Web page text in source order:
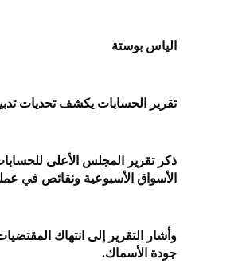
الياس بوستة
تقرير الحسابات يكشف تحديات
ذكر تقرير المجلس الأعلى
الأسواق الأسبوعية ونقائص في
وأشار التقرير إلى انتهاك
جودة الأسماك.